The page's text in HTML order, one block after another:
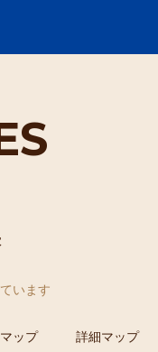
います
ップ 詳細マップ